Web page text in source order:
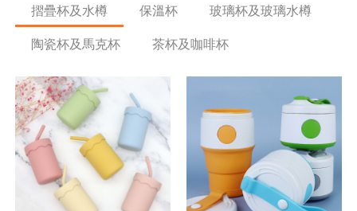
摺疊杯及水樽
保溫杯
玻璃杯及玻璃水樽
陶瓷杯及馬克杯
茶杯及咖啡杯